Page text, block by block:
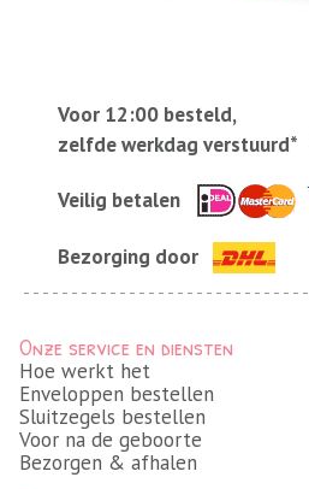
Voor 12:00 besteld,
zelfde werkdag verstuurd*
Veilig betalen
Bezorging door
Onze service en diensten
Hoe werkt het
Enveloppen bestellen
Sluitzegels bestellen
Voor na de geboorte
Bezorgen & afhalen